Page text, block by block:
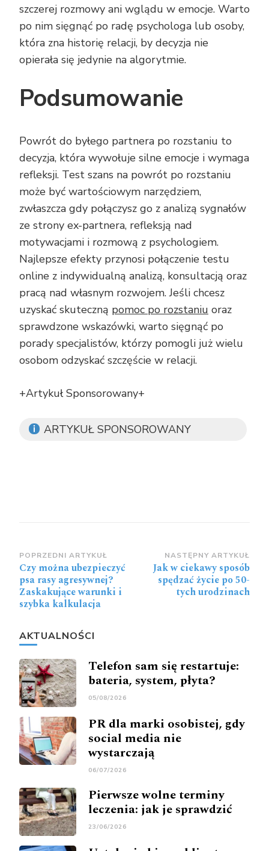
szczerej rozmowy ani wglądu w emocje. Warto
po nim sięgnąć po radę psychologa lub osoby,
która zna historię relacji, by decyzja nie
opierała się jedynie na algorytmie.
Podsumowanie
Powrót do byłego partnera po rozstaniu to
decyzja, która wywołuje silne emocje i wymaga
refleksji. Test szans na powrót po rozstaniu
może być wartościowym narzędziem,
zwłaszcza gdy połączysz go z analizą sygnałów
ze strony ex-partnera, refleksją nad
motywacjami i rozmową z psychologiem.
Najlepsze efekty przynosi połączenie testu
online z indywidualną analizą, konsultacją oraz
pracą nad własnym rozwojem. Jeśli chcesz
uzyskać skuteczną pomoc po rozstaniu oraz
sprawdzone wskazówki, warto sięgnąć po
porady specjalistów, którzy pomogli już wielu
osobom odzyskać szczęście w relacji.
+Artykuł Sponsorowany+
ARTYKUŁ SPONSOROWANY
Zobacz
wpisy
POPRZEDNI ARTYKUŁ
Czy można ubezpieczyć
psa rasy agresywnej?
Zaskakujące warunki i
szybka kalkulacja
NASTĘPNY ARTYKUŁ
Jak w ciekawy sposób
spędzać życie po 50-
tych urodzinach
AKTUALNOŚCI
Telefon sam się restartuje:
bateria, system, płyta?
05/08/2026
PR dla marki osobistej, gdy
social media nie
wystarczają
06/07/2026
Pierwsze wolne terminy
leczenia: jak je sprawdzić
23/06/2026